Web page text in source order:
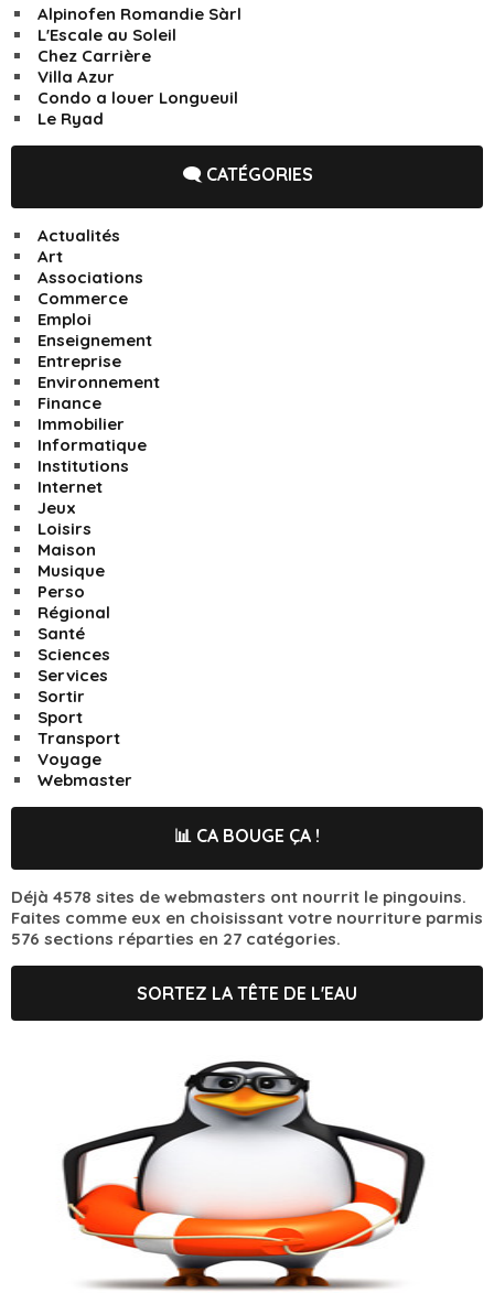
Alpinofen Romandie Sàrl
L'Escale au Soleil
Chez Carrière
Villa Azur
Condo a louer Longueuil
Le Ryad
🗨️ CATÉGORIES
Actualités
Art
Associations
Commerce
Emploi
Enseignement
Entreprise
Environnement
Finance
Immobilier
Informatique
Institutions
Internet
Jeux
Loisirs
Maison
Musique
Perso
Régional
Santé
Sciences
Services
Sortir
Sport
Transport
Voyage
Webmaster
📊 CA BOUGE ÇA !
Déjà 4578 sites de webmasters ont nourrit le pingouins.
Faites comme eux en choisissant votre nourriture parmis
576 sections réparties en 27 catégories.
SORTEZ LA TÊTE DE L'EAU